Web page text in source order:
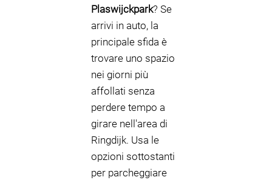
Plaswijckpark? Se
arrivi in auto, la
principale sfida è
trovare uno spazio
nei giorni più
affollati senza
perdere tempo a
girare nell'area di
Ringdijk. Usa le
opzioni sottostanti
per parcheggiare